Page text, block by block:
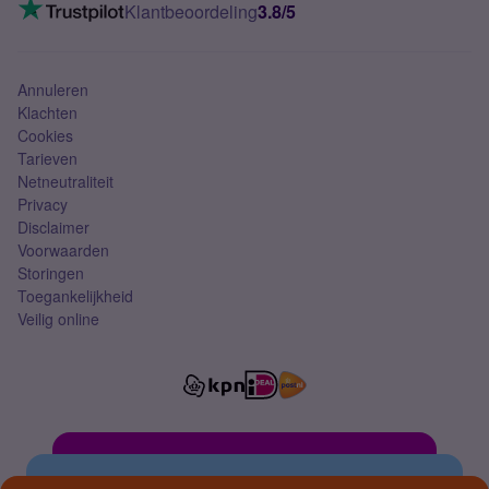
Mobiel abonnement
Klantbeoordeling3.8/5
Annuleren
Klachten
Cookies
Tarieven
Netneutraliteit
Privacy
Disclaimer
Voorwaarden
Storingen
Toegankelijkheid
Veilig online